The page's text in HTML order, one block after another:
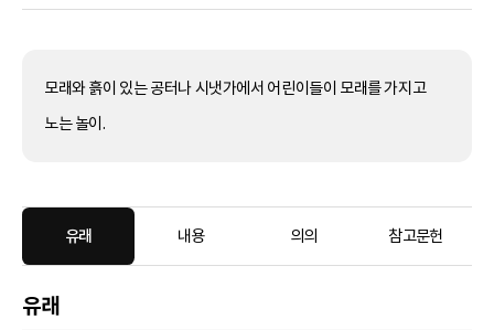
모래와 흙이 있는 공터나 시냇가에서 어린이들이 모래를 가지고
노는 놀이.
유래 내용 의의 참고문헌
유래